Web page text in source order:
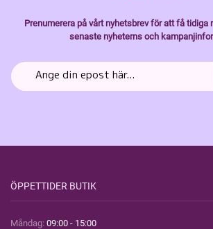
Prenumerera på vårt nyhetsbrev för att få tidiga
senaste nyheterns och
ÖPPETTIDER BUTIK
Måndag: 09:00 - 15:00